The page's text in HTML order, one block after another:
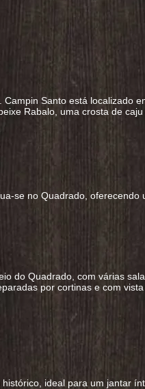
Santo está localizado
Rabalo, uma crosta de
se no Quadrado, oferecendo
do Quadrado, com várias
por cortinas e com
ideal para um jantar